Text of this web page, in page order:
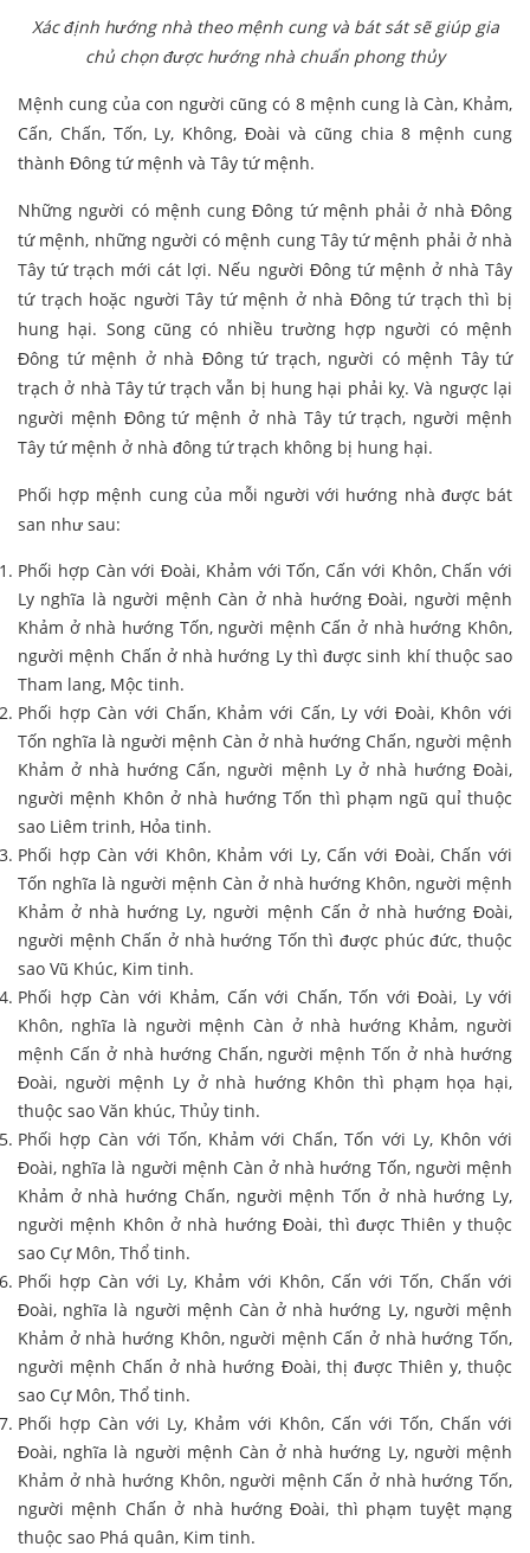
Xác định hướng nhà theo mệnh cung và bát sát sẽ giúp gia
chủ chọn được hướng nhà chuẩn phong thủy
Mệnh cung của con người cũng có 8 mệnh cung là Càn, Khảm,
Cấn, Chấn, Tốn, Ly, Không, Đoài và cũng chia 8 mệnh cung
thành Đông tứ mệnh và Tây tứ mệnh.
Những người có mệnh cung Đông tứ mệnh phải ở nhà Đông
tứ mệnh, những người có mệnh cung Tây tứ mệnh phải ở nhà
Tây tứ trạch mới cát lợi. Nếu người Đông tứ mệnh ở nhà Tây
tứ trạch hoặc người Tây tứ mệnh ở nhà Đông tứ trạch thì bị
hung hại. Song cũng có nhiều trường hợp người có mệnh
Đông tứ mệnh ở nhà Đông tứ trạch, người có mệnh Tây tứ
trạch ở nhà Tây tứ trạch vẫn bị hung hại phải kỵ. Và ngược lại
người mệnh Đông tứ mệnh ở nhà Tây tứ trạch, người mệnh
Tây tứ mệnh ở nhà đông tứ trạch không bị hung hại.
Phối hợp mệnh cung của mỗi người với hướng nhà được bát
san như sau:
Phối hợp Càn với Đoài, Khảm với Tốn, Cấn với Khôn, Chấn với
Ly nghĩa là người mệnh Càn ở nhà hướng Đoài, người mệnh
Khảm ở nhà hướng Tốn, người mệnh Cấn ở nhà hướng Khôn,
người mệnh Chấn ở nhà hướng Ly thì được sinh khí thuộc sao
Tham lang, Mộc tinh.
Phối hợp Càn với Chấn, Khảm với Cấn, Ly với Đoài, Khôn với
Tốn nghĩa là người mệnh Càn ở nhà hướng Chấn, người mệnh
Khảm ở nhà hướng Cấn, người mệnh Ly ở nhà hướng Đoài,
người mệnh Khôn ở nhà hướng Tốn thì phạm ngũ quỉ thuộc
sao Liêm trinh, Hỏa tinh.
Phối hợp Càn với Khôn, Khảm với Ly, Cấn với Đoài, Chấn với
Tốn nghĩa là người mệnh Càn ở nhà hướng Khôn, người mệnh
Khảm ở nhà hướng Ly, người mệnh Cấn ở nhà hướng Đoài,
người mệnh Chấn ở nhà hướng Tốn thì được phúc đức, thuộc
sao Vũ Khúc, Kim tinh.
Phối hợp Càn với Khảm, Cấn với Chấn, Tốn với Đoài, Ly với
Khôn, nghĩa là người mệnh Càn ở nhà hướng Khảm, người
mệnh Cấn ở nhà hướng Chấn, người mệnh Tốn ở nhà hướng
Đoài, người mệnh Ly ở nhà hướng Khôn thì phạm họa hại,
thuộc sao Văn khúc, Thủy tinh.
Phối hợp Càn với Tốn, Khảm với Chấn, Tốn với Ly, Khôn với
Đoài, nghĩa là người mệnh Càn ở nhà hướng Tốn, người mệnh
Khảm ở nhà hướng Chấn, người mệnh Tốn ở nhà hướng Ly,
người mệnh Khôn ở nhà hướng Đoài, thì được Thiên y thuộc
sao Cự Môn, Thổ tinh.
Phối hợp Càn với Ly, Khảm với Khôn, Cấn với Tốn, Chấn với
Đoài, nghĩa là người mệnh Càn ở nhà hướng Ly, người mệnh
Khảm ở nhà hướng Khôn, người mệnh Cấn ở nhà hướng Tốn,
người mệnh Chấn ở nhà hướng Đoài, thị được Thiên y, thuộc
sao Cự Môn, Thổ tinh.
Phối hợp Càn với Ly, Khảm với Khôn, Cấn với Tốn, Chấn với
Đoài, nghĩa là người mệnh Càn ở nhà hướng Ly, người mệnh
Khảm ở nhà hướng Khôn, người mệnh Cấn ở nhà hướng Tốn,
người mệnh Chấn ở nhà hướng Đoài, thì phạm tuyệt mạng
thuộc sao Phá quân, Kim tinh.